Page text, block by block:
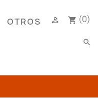
OTROS shopping_cart (0)

search